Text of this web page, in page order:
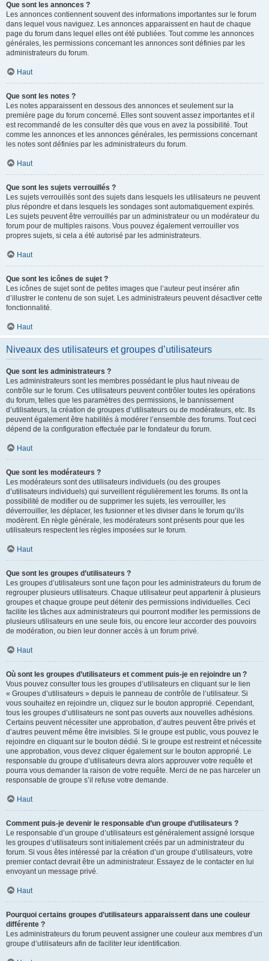
Que sont les annonces ?
Les annonces contiennent souvent des informations importantes sur le forum
dans lequel vous naviguez. Les annonces apparaissent en haut de chaque
page du forum dans lequel elles ont été publiées. Tout comme les annonces
générales, les permissions concernant les annonces sont définies par les
administrateurs du forum.
Haut
Que sont les notes ?
Les notes apparaissent en dessous des annonces et seulement sur la
première page du forum concerné. Elles sont souvent assez importantes et il
est recommandé de les consulter dès que vous en avez la possibilité. Tout
comme les annonces et les annonces générales, les permissions concernant
les notes sont définies par les administrateurs du forum.
Haut
Que sont les sujets verrouillés ?
Les sujets verrouillés sont des sujets dans lesquels les utilisateurs ne peuvent
plus répondre et dans lesquels les sondages sont automatiquement expirés.
Les sujets peuvent être verrouillés par un administrateur ou un modérateur du
forum pour de multiples raisons. Vous pouvez également verrouiller vos
propres sujets, si cela a été autorisé par les administrateurs.
Haut
Que sont les icônes de sujet ?
Les icônes de sujet sont de petites images que l’auteur peut insérer afin
d’illustrer le contenu de son sujet. Les administrateurs peuvent désactiver cette
fonctionnalité.
Haut
Niveaux des utilisateurs et groupes d’utilisateurs
Que sont les administrateurs ?
Les administrateurs sont les membres possédant le plus haut niveau de
contrôle sur le forum. Ces utilisateurs peuvent contrôler toutes les opérations
du forum, telles que les paramètres des permissions, le bannissement
d’utilisateurs, la création de groupes d’utilisateurs ou de modérateurs, etc. Ils
peuvent également être habilités à modérer l’ensemble des forums. Tout ceci
dépend de la configuration effectuée par le fondateur du forum.
Haut
Que sont les modérateurs ?
Les modérateurs sont des utilisateurs individuels (ou des groupes
d’utilisateurs individuels) qui surveillent régulièrement les forums. Ils ont la
possibilité de modifier ou de supprimer les sujets, les verrouiller, les
déverrouiller, les déplacer, les fusionner et les diviser dans le forum qu’ils
modèrent. En règle générale, les modérateurs sont présents pour que les
utilisateurs respectent les règles imposées sur le forum.
Haut
Que sont les groupes d’utilisateurs ?
Les groupes d’utilisateurs sont une façon pour les administrateurs du forum de
regrouper plusieurs utilisateurs. Chaque utilisateur peut appartenir à plusieurs
groupes et chaque groupe peut détenir des permissions individuelles. Ceci
facilite les tâches aux administrateurs qui pourront modifier les permissions de
plusieurs utilisateurs en une seule fois, ou encore leur accorder des pouvoirs
de modération, ou bien leur donner accès à un forum privé.
Haut
Où sont les groupes d’utilisateurs et comment puis-je en rejoindre un ?
Vous pouvez consulter tous les groupes d’utilisateurs en cliquant sur le lien
« Groupes d’utilisateurs » depuis le panneau de contrôle de l’utilisateur. Si
vous souhaitez en rejoindre un, cliquez sur le bouton approprié. Cependant,
tous les groupes d’utilisateurs ne sont pas ouverts aux nouvelles adhésions.
Certains peuvent nécessiter une approbation, d’autres peuvent être privés et
d’autres peuvent même être invisibles. Si le groupe est public, vous pouvez le
rejoindre en cliquant sur le bouton dédié. Si le groupe est restreint et nécessite
une approbation, vous devez cliquer également sur le bouton approprié. Le
responsable du groupe d’utilisateurs devra alors approuver votre requête et
pourra vous demander la raison de votre requête. Merci de ne pas harceler un
responsable de groupe s’il refuse votre demande.
Haut
Comment puis-je devenir le responsable d’un groupe d’utilisateurs ?
Le responsable d’un groupe d’utilisateurs est généralement assigné lorsque
les groupes d’utilisateurs sont initialement créés par un administrateur du
forum. Si vous êtes intéressé par la création d’un groupe d’utilisateurs, votre
premier contact devrait être un administrateur. Essayez de le contacter en lui
envoyant un message privé.
Haut
Pourquoi certains groupes d’utilisateurs apparaissent dans une couleur
différente ?
Les administrateurs du forum peuvent assigner une couleur aux membres d’un
groupe d’utilisateurs afin de faciliter leur identification.